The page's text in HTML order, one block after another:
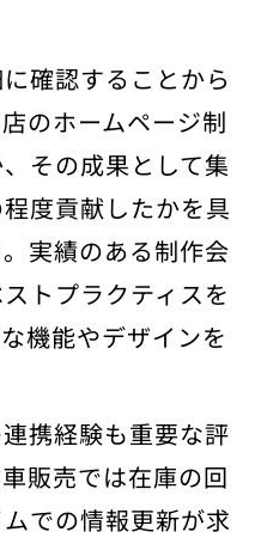
確認することから
のホームページ制
その成果として集
度貢献したかを具
実績のある制作会
トプラクティスを
機能やデザインを
携経験も重要な評
販売では在庫の回
での情報更新が求